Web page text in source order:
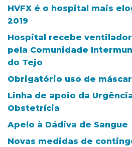
HVFX é o hospital mais
2019
Hospital recebe
pela Comunidade
do Tejo
Obrigatório uso de
Linha de apoio da
Obstetrícia
Apelo à Dádiva de Sangue
Novas medidas de